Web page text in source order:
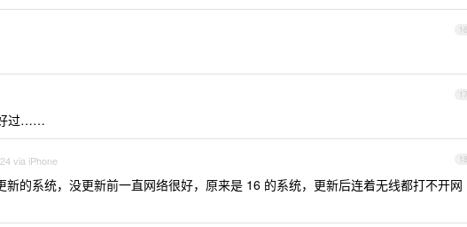
16
17
过……
18
via iPhone
新的系统，没更新前一直网络很好，原来是 16 的系统，更新后连着无线都打不开网